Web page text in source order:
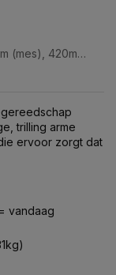
(heggenschaar)
trilling arme
ervoor zorgt dat
vandaag